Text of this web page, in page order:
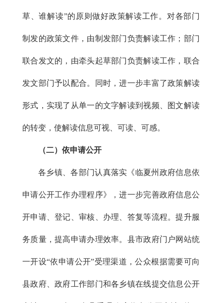
草、谁解读”的原则做好政策解读工作。对各部门
制发的政策文件，由制发部门负责解读工作；部门
联合发文的，由牵头起草部门负责解读工作，联合
发文部门予以配合。同时，进一步丰富了政策解读
形式，实现了从单一的文字解读到视频、图文解读
的转变，使解读信息可视、可读、可感。
（二）依申请公开
各乡镇、各部门认真落实《临夏州政府信息依
申请公开工作办理程序》，进一步完善政府信息公
开申请、登记、审核、办理、答复等流程。提升服
务质量，提高申请办理效率。县市政府门户网站统
一开设“依申请公开”受理渠道，公众根据需要可向
县政府、政府工作部门和各乡镇在线提交信息公开